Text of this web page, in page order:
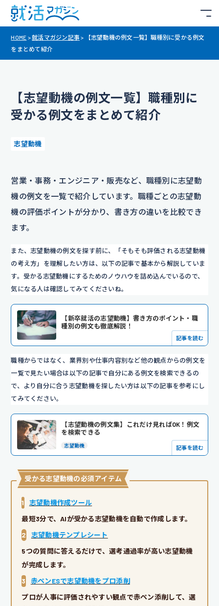
HOME >就活マガジン記事 >
【志望動機の例文一覧】職種別に受かる例文
をまとめて紹介
【志望動機の例文一覧】職種別に
受かる例文をまとめて紹介
志望動機
営業・事務・エンジニア・販売など、職種別に志望動
機の例文を一覧で紹介しています。職種ごとの志望動
機の評価ポイントが分かり、書き方の違いを比較でき
ます。
また、志望動機の例文を探す前に、「そもそも評価される志望動機
の考え方」を理解したい方は、以下の記事で基本から解説していま
す。受かる志望動機にするためのノウハウを詰め込んでいるので、
気になる人は確認してみてくださいね。
【新卒就活の志望動機】書き方のポイント・職
種別の例文も徹底解説！
記事を読む
職種からではなく、業界別や仕事内容別など他の観点からの例文を
一覧で見たい場合は以下の記事で自分にある例文を検索できるの
で、より自分に合う志望動機を探したい方は以下の記事を参考にし
てみてください。
【志望動機の例文集】これだけ見ればOK！例文
を検索できる
志望動機 記事を読む
受かる志望動機の必須アイテム
1
志望動機作成ツール
最短3分で、AIが受かる志望動機を自動で作成します。
2
志望動機テンプレシート
5つの質問に答えるだけで、選考通過率が高い志望動機
が完成します。
3
赤ペンESで志望動機をプロ添削
プロが人事に評価されやすい観点で赤ペン添削して、選